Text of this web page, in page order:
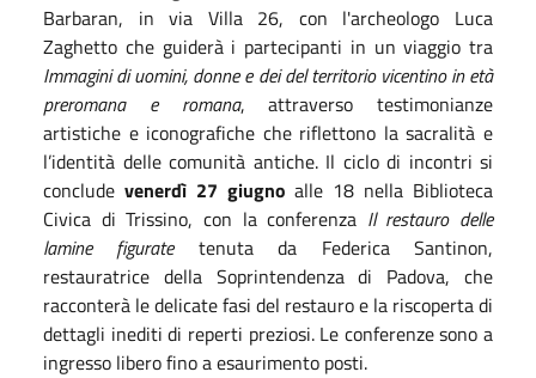
Barbaran, in via Villa 26, con l'archeologo Luca
Zaghetto che guiderà i partecipanti in un viaggio tra
Immagini di uomini, donne e dei del territorio vicentino in età
preromana e romana, attraverso testimonianze
artistiche e iconografiche che riflettono la sacralità e
l’identità delle comunità antiche. Il ciclo di incontri si
conclude venerdì 27 giugno alle 18 nella Biblioteca
Civica di Trissino, con la conferenza Il restauro delle
lamine figuratetenuta da Federica Santinon,
restauratrice della Soprintendenza di Padova, che
racconterà le delicate fasi del restauro e la riscoperta di
dettagli inediti di reperti preziosi. Le conferenze sono a
ingresso libero fino a esaurimento posti.